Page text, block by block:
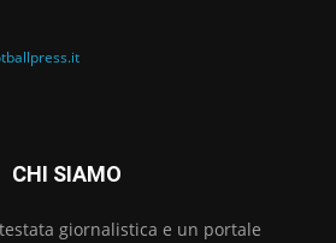
CHI SIAMO
giornalistica e un portale